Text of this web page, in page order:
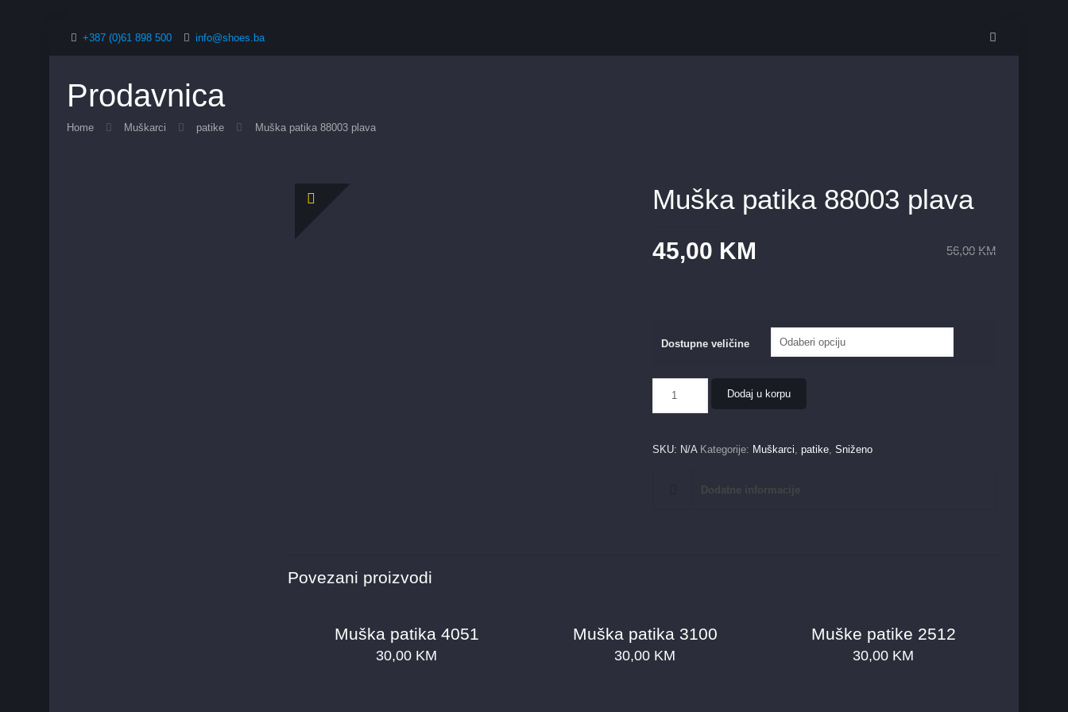
+387 (0)61 898 500 info@shoes.ba
Prodavnica
Home Muškarci patike Muška patika 88003 plava
Muška patika 88003 plava
56,00 KM
45,00 KM
Dostupne veličine
količina
Dodaj u korpu
SKU: N/A Kategorije: Muškarci,patike,Sniženo
Dodatne informacije
Povezani proizvodi
Muška patika 4051
30,00 KM
Muška patika 3100
30,00 KM
Muške patike 2512
30,00 KM